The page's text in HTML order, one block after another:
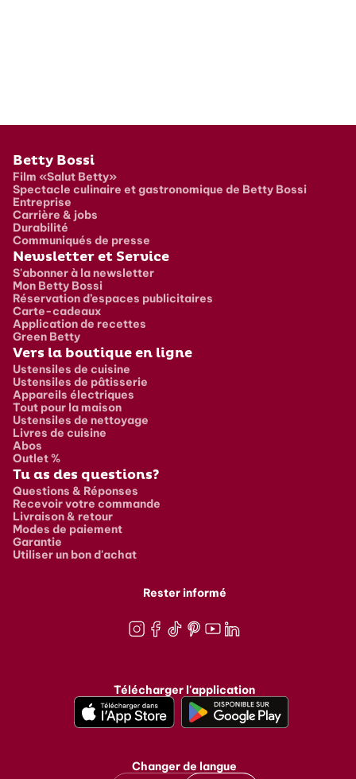
Pied de page
Betty Bossi
Film «Salut Betty»
Spectacle culinaire et gastronomique de Betty Bossi
Entreprise
Carrière & jobs
Durabilité
Communiqués de presse
Newsletter et Service
S'abonner à la newsletter
Mon Betty Bossi
Réservation d’espaces publicitaires
Carte-cadeaux
Application de recettes
Green Betty
Vers la boutique en ligne
Ustensiles de cuisine
Ustensiles de pâtisserie
Appareils électriques
Tout pour la maison
Ustensiles de nettoyage
Livres de cuisine
Abos
Outlet %
Tu as des questions?
Questions & Réponses
Recevoir votre commande
Livraison & retour
Modes de paiement
Garantie
Utiliser un bon d'achat
Rester informé
Télécharger l'application
Changer de langue